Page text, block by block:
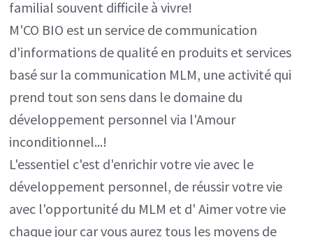
familial souvent difficile à vivre!
M'CO BIO est un service de communication
d'informations de qualité en produits et services
basé sur la communication MLM, une activité qui
prend tout son sens dans le domaine du
développement personnel via l'Amour
inconditionnel...!
L'essentiel c'est d'enrichir votre vie avec le
développement personnel, de réussir votre vie
avec l'opportunité du MLM et d' Aimer votre vie
chaque jour car vous aurez tous les moyens de